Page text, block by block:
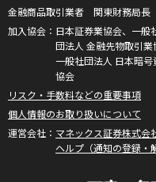
金融商品取引業者 関東財務局長
日本証券業協会、一般
団法人 金融先物取引業
一般社団法人 日本暗
協会
リスク・手数料などの重要事項
個人情報のお取り扱いについて
マネックス証券株式会
ヘルプ（通知の登録・